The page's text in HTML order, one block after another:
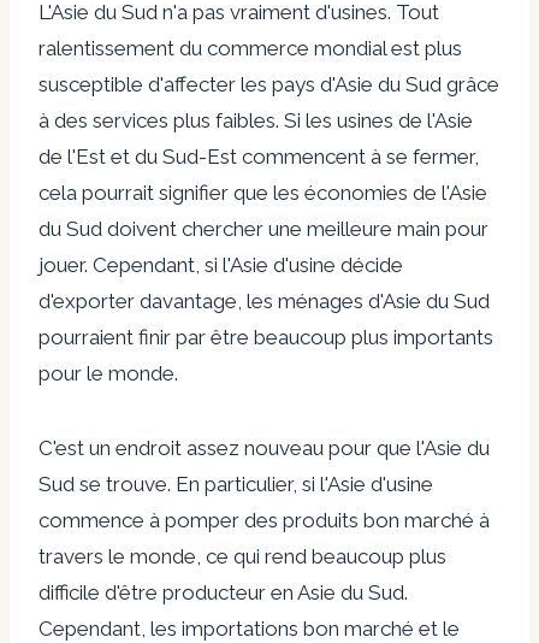
L'Asie du Sud n'a pas vraiment d'usines. Tout
ralentissement du commerce mondial est plus
susceptible d'affecter les pays d'Asie du Sud grâce
à des services plus faibles. Si les usines de l'Asie
de l'Est et du Sud-Est commencent à se fermer,
cela pourrait signifier que les économies de l'Asie
du Sud doivent chercher une meilleure main pour
jouer. Cependant, si l'Asie d'usine décide
d'exporter davantage, les ménages d'Asie du Sud
pourraient finir par être beaucoup plus importants
pour le monde.
C'est un endroit assez nouveau pour que l'Asie du
Sud se trouve. En particulier, si l'Asie d'usine
commence à pomper des produits bon marché à
travers le monde, ce qui rend beaucoup plus
difficile d'être producteur en Asie du Sud.
Cependant, les importations bon marché et le